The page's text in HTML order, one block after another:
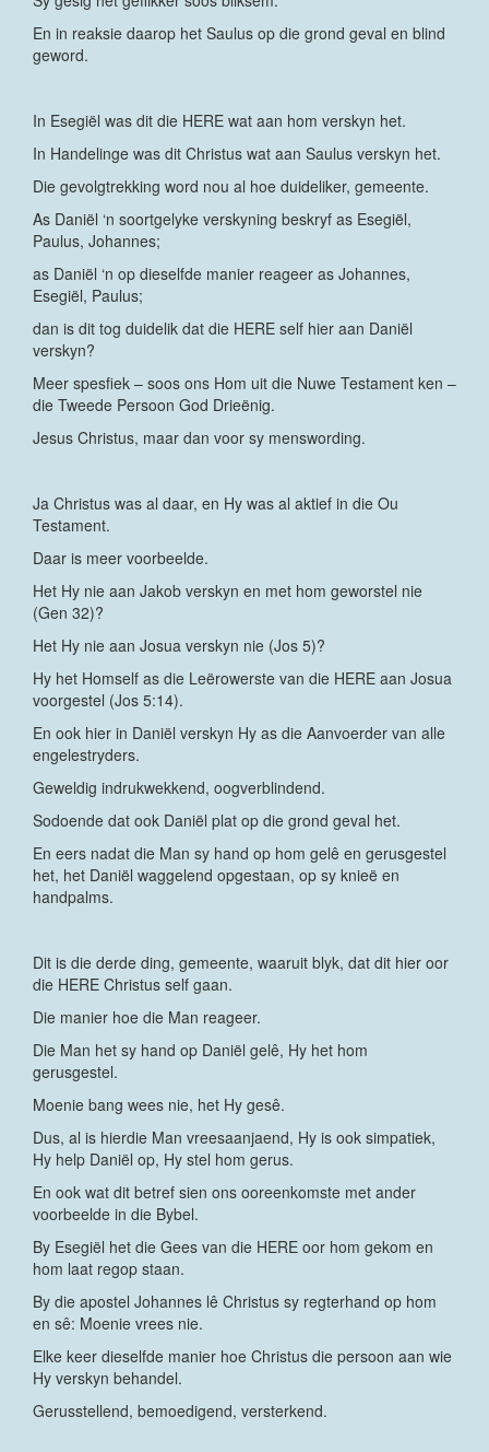
En in reaksie daarop het Saulus op die grond geval en blind
geword.
In Esegiël was dit die HERE wat aan hom verskyn het.
In Handelinge was dit Christus wat aan Saulus verskyn het.
Die gevolgtrekking word nou al hoe duideliker, gemeente.
As Daniël ‘n soortgelyke verskyning beskryf as Esegiël,
Paulus, Johannes;
as Daniël ‘n op dieselfde manier reageer as Johannes,
Esegiël, Paulus;
dan is dit tog duidelik dat die HERE self hier aan Daniël
verskyn?
Meer spesfiek – soos ons Hom uit die Nuwe Testament ken –
die Tweede Persoon God Drieënig.
Jesus Christus, maar dan voor sy menswording.
Ja Christus was al daar, en Hy was al aktief in die Ou
Testament.
Daar is meer voorbeelde.
Het Hy nie aan Jakob verskyn en met hom geworstel nie
(Gen 32)?
Het Hy nie aan Josua verskyn nie (Jos 5)?
Hy het Homself as die Leërowerste van die HERE aan Josua
voorgestel (Jos 5:14).
En ook hier in Daniël verskyn Hy as die Aanvoerder van alle
engelestryders.
Geweldig indrukwekkend, oogverblindend.
Sodoende dat ook Daniël plat op die grond geval het.
En eers nadat die Man sy hand op hom gelê en gerusgestel
het, het Daniël waggelend opgestaan, op sy knieë en
handpalms.
Dit is die derde ding, gemeente, waaruit blyk, dat dit hier oor
die HERE Christus self gaan.
Die manier hoe die Man reageer.
Die Man het sy hand op Daniël gelê, Hy het hom
gerusgestel.
Moenie bang wees nie, het Hy gesê.
Dus, al is hierdie Man vreesaanjaend, Hy is ook simpatiek,
Hy help Daniël op, Hy stel hom gerus.
En ook wat dit betref sien ons ooreenkomste met ander
voorbeelde in die Bybel.
By Esegiël het die Gees van die HERE oor hom gekom en
hom laat regop staan.
By die apostel Johannes lê Christus sy regterhand op hom
en sê: Moenie vrees nie.
Elke keer dieselfde manier hoe Christus die persoon aan wie
Hy verskyn behandel.
Gerusstellend, bemoedigend, versterkend.